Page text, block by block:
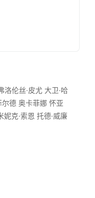
洛伦丝·皮尤 大卫·哈
尔德 奥卡菲娜 怀亚
妮克·索恩 托德·威廉